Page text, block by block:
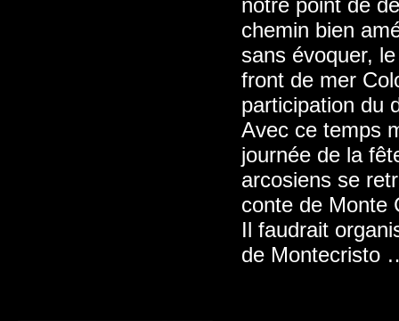
notre point de
chemin bien
sans évoquer,
front de mer
participation du
Avec ce temps
journée de la
arcosiens se
conte de Monte
Il faudrait
de Montecristo